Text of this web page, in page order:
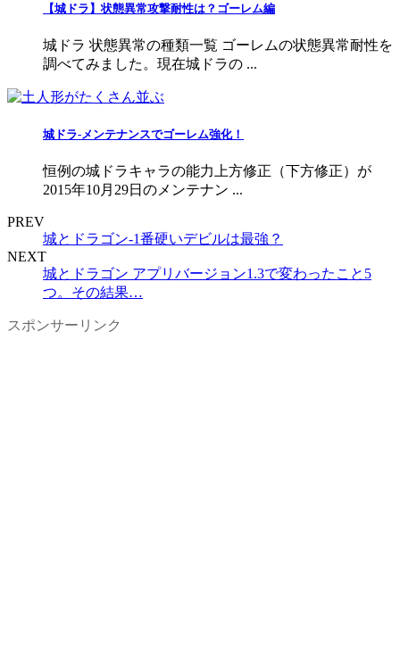
【城ドラ】状態異常攻撃耐性は？ゴーレム編
城ドラ 状態異常の種類一覧 ゴーレムの状態異常耐性を
調べてみました。現在城ドラの ...
城ドラ-メンテナンスでゴーレム強化！
恒例の城ドラキャラの能力上方修正（下方修正）が
2015年10月29日のメンテナン ...
PREV
城とドラゴン-1番硬いデビルは最強？
NEXT
城とドラゴン アプリバージョン1.3で変わったこと5
つ。その結果…
スポンサーリンク